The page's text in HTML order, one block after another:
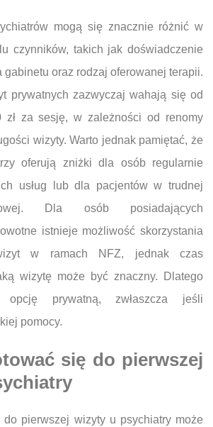
mogą się znacznie różnić w
czynników, takich jak doświadczenie
gabinetu oraz rodzaj oferowanej terapii.
prywatnych zazwyczaj wahają się od
zł za sesję, w zależności od renomy
wizyty. Warto jednak pamiętać, że
oferują zniżki dla osób regularnie
usług lub dla pacjentów w trudnej
Dla osób posiadających
istnieje możliwość skorzystania
w ramach NFZ, jednak czas
wizytę może być znaczny. Dlatego
opcję prywatną, zwłaszcza jeśli
pomocy.
się do pierwszej
do pierwszej wizyty u psychiatry może